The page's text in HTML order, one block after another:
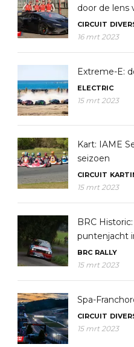
door de lens
CIRCUIT
16 mrt 2023
Extreme-E:
ELECTRIC
15 mrt 2023
Kart: IAME
seizoen
CIRCUIT
15 mrt 2023
BRC
puntenjacht
BRC RALLY
15 mrt 2023
Spa-
CIRCUIT
15 mrt 2023